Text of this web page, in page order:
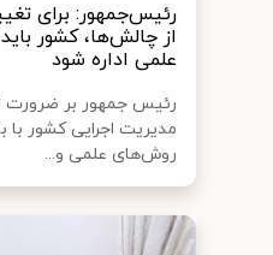
رئیس‌جمهور: برای
از چالش‌ها، کشور
علمی اداره شود
رئیس جمهور بر ضرورت
مدیریت اجرایی کشور با
روش‌های علمی و...